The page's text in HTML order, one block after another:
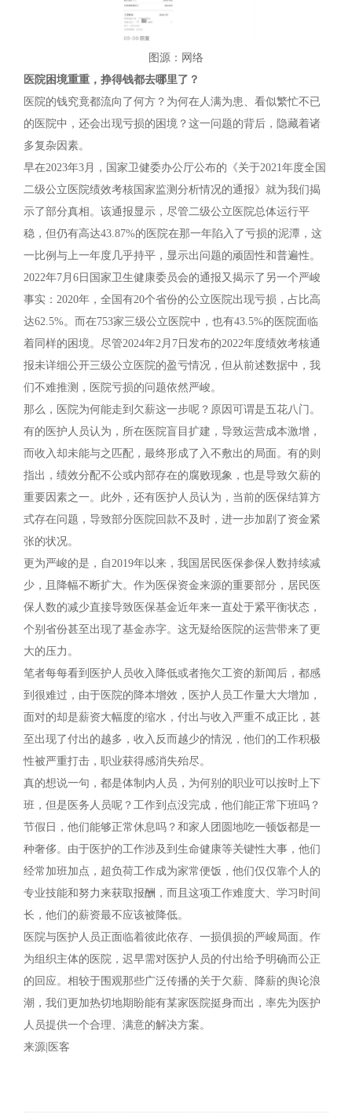
图源：网络
医院困境重重，挣得钱都去哪里了？
医院的钱究竟都流向了何方？为何在人满为患、看似繁忙不已
的医院中，还会出现亏损的困境？这一问题的背后，隐藏着诸
多复杂因素。
早在2023年3月，国家卫健委办公厅公布的《关于2021年度全国
二级公立医院绩效考核国家监测分析情况的通报》就为我们揭
示了部分真相。该通报显示，尽管二级公立医院总体运行平
稳，但仍有高达43.87%的医院在那一年陷入了亏损的泥潭，这
一比例与上一年度几乎持平，显示出问题的顽固性和普遍性。
2022年7月6日国家卫生健康委员会的通报又揭示了另一个严峻
事实：2020年，全国有20个省份的公立医院出现亏损，占比高
达62.5%。而在753家三级公立医院中，也有43.5%的医院面临
着同样的困境。尽管2024年2月7日发布的2022年度绩效考核通
报未详细公开三级公立医院的盈亏情况，但从前述数据中，我
们不难推测，医院亏损的问题依然严峻。
那么，医院为何能走到欠薪这一步呢？原因可谓是五花八门。
有的医护人员认为，所在医院盲目扩建，导致运营成本激增，
而收入却未能与之匹配，最终形成了入不敷出的局面。有的则
指出，绩效分配不公或内部存在的腐败现象，也是导致欠薪的
重要因素之一。此外，还有医护人员认为，当前的医保结算方
式存在问题，导致部分医院回款不及时，进一步加剧了资金紧
张的状况。
更为严峻的是，自2019年以来，我国居民医保参保人数持续减
少，且降幅不断扩大。作为医保资金来源的重要部分，居民医
保人数的减少直接导致医保基金近年来一直处于紧平衡状态，
个别省份甚至出现了基金赤字。这无疑给医院的运营带来了更
大的压力。
笔者每每看到医护人员收入降低或者拖欠工资的新闻后，都感
到很难过，由于医院的降本增效，医护人员工作量大大增加，
面对的却是薪资大幅度的缩水，付出与收入严重不成正比，甚
至出现了付出的越多，收入反而越少的情況，他们的工作积极
性被严重打击，职业获得感消失殆尽。
真的想说一句，都是体制内人员，为何别的职业可以按时上下
班，但是医务人员呢？工作到点没完成，他们能正常下班吗？
节假日，他们能够正常休息吗？和家人团圆地吃一顿饭都是一
种奢侈。由于医护的工作涉及到生命健康等关键性大事，他们
经常加班加点，超负荷工作成为家常便饭，他们仅仅靠个人的
专业技能和努力来获取报酬，而且这项工作难度大、学习时间
长，他们的薪资最不应该被降低。
医院与医护人员正面临着彼此依存、一损俱损的严峻局面。作
为组织主体的医院，迟早需对医护人员的付出给予明确而公正
的回应。相较于围观那些广泛传播的关于欠薪、降薪的舆论浪
潮，我们更加热切地期盼能有某家医院挺身而出，率先为医护
人员提供一个合理、满意的解决方案。
来源|医客